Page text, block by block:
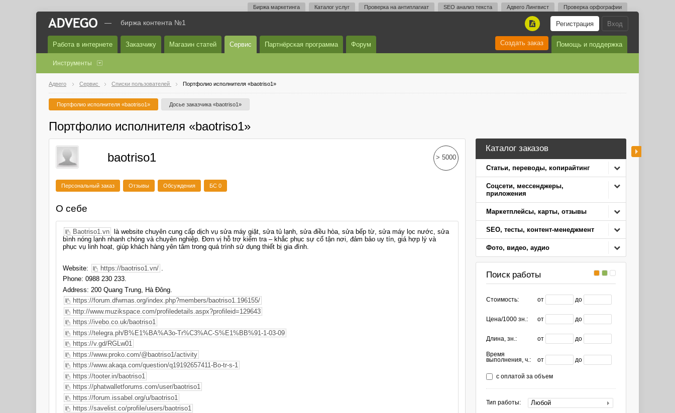
Биржа маркетинга Каталог услуг Проверка на антиплагиат SEO анализ текста Адвего Лингвист Проверка орфографии
Вход
Регистрация
A
— биржа контента №1
Работа в интернете Заказчику Магазин статей Сервис Партнёрская программа Форум Помощь и поддержка
Создать заказ
Инструменты
Адвего Сервис Списки пользователей Портфолио исполнителя «baotriso1»
Портфолио исполнителя «baotriso1» Досье заказчика «baotriso1»
Портфолио исполнителя «baotriso1»
Каталог заказов
Статьи, переводы, копирайтинг
Соцсети, мессенджеры,
приложения
Маркетплейсы, карты, отзывы
SEO, тесты, контент-менеджмент
Фото, видео, аудио
Поиск работы
Стоимость: от до
Цена/1000 зн.: от до
Длина, зн.: от до
Время
выполнения, ч.: от до
с оплатой за объем
Тип работы: Любой
baotriso1 > 5000
Персональный заказ Отзывы Обсуждения БС 0
О себе
Baotriso1.vn
là website chuyên cung cấp dịch vụ sửa máy giặt, sửa tủ lạnh, sửa điều hòa, sửa bếp từ, sửa máy lọc nước, sửa
bình nóng lạnh nhanh chóng và chuyên nghiệp. Đơn vị hỗ trợ kiểm tra – khắc phục sự cố tận nơi, đảm bảo uy tín, giá hợp lý và
phục vụ linh hoạt, giúp khách hàng yên tâm trong quá trình sử dụng thiết bị gia đình.
Website: https://baotriso1.vn/
Phone: 0988 230 233.
Address: 200 Quang Trung, Hà Đông.
https://forum.dfwmas.org/index.php?members/baotriso1.196155/
http://www.muzikspace.com/profiledetails.aspx?profileid=129643
https://ivebo.co.uk/baotriso1
https://telegra.ph/B%E1%BA%A3o-Tr%C3%AC-S%E1%BB%91-1-03-09
https://v.gd/RGLw01
https://www.proko.com/@baotriso1/activity
https://www.akaqa.com/question/q19192657411-Bo-tr-s-1
https://tooter.in/baotriso1
https://phatwalletforums.com/user/baotriso1
https://forum.issabel.org/u/baotriso1
https://savelist.co/profile/users/baotriso1